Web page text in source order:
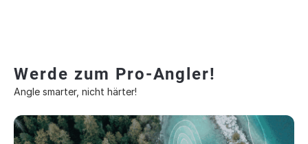
Werde zum Pro-Angler!
Angle smarter, nicht härter!